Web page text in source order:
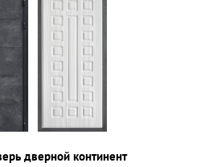
дверной континент